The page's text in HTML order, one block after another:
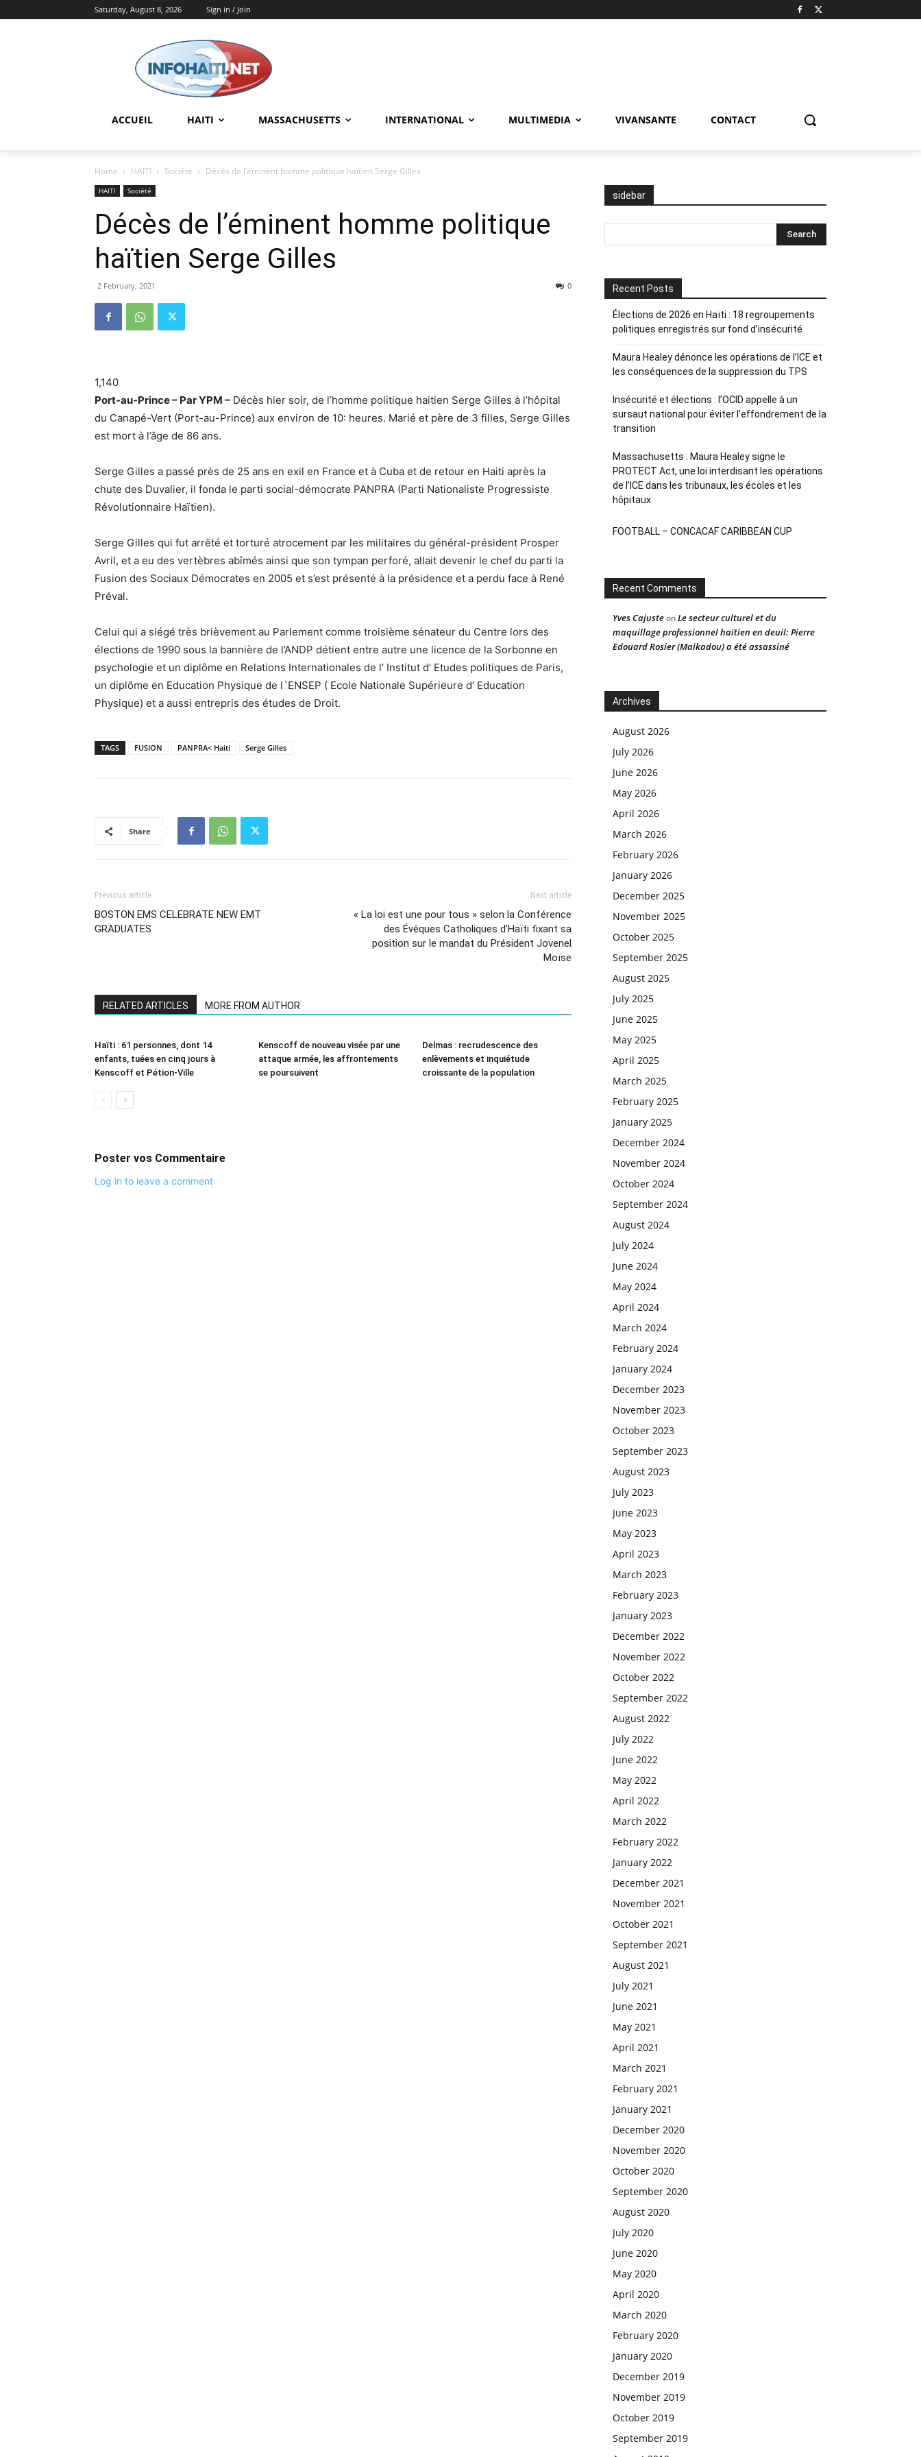
Saturday, August 8, 2026 Sign in / Join
ACCUEIL HAITI MASSACHUSETTS INTERNATIONAL MULTIMEDIA VIVANSANTE CONTACT
Home HAITI Société Décès de l’éminent homme politique haïtien Serge Gilles
HAITI Société
Décès de l’éminent homme politique
haïtien Serge Gilles
2 February, 2021 0
1,140
Port-au-Prince – Par YPM – Décès hier soir, de l’homme politique haitien Serge Gilles à l’hôpital
du Canapé-Vert (Port-au-Prince) aux environ de 10: heures. Marié et père de 3 filles, Serge Gilles
est mort à l’âge de 86 ans.
Serge Gilles a passé près de 25 ans en exil en France et à Cuba et de retour en Haiti après la
chute des Duvalier, il fonda le parti social-démocrate PANPRA (Parti Nationaliste Progressiste
Révolutionnaire Haïtien).
Serge Gilles qui fut arrêté et torturé atrocement par les militaires du général-président Prosper
Avril, et a eu des vertèbres abîmés ainsi que son tympan perforé, allait devenir le chef du parti la
Fusion des Sociaux Démocrates en 2005 et s’est présenté à la présidence et a perdu face à René
Préval.
Celui qui a siégé très brièvement au Parlement comme troisième sénateur du Centre lors des
élections de 1990 sous la bannière de l’ANDP détient entre autre une licence de la Sorbonne en
psychologie et un diplôme en Relations Internationales de l’ Institut d’ Etudes politiques de Paris,
un diplôme en Education Physique de l`ENSEP ( Ecole Nationale Supérieure d’ Education
Physique) et a aussi entrepris des études de Droit.
TAGS FUSION PANPRA< Haiti Serge Gilles
Share
Previous article
BOSTON EMS CELEBRATE NEW EMT
GRADUATES
Next article
« La loi est une pour tous » selon la Conférence
des Évêques Catholiques d’Haïti fixant sa
position sur le mandat du Président Jovenel
Moïse
RELATED ARTICLES MORE FROM AUTHOR
Haïti : 61 personnes, dont 14
enfants, tuées en cinq jours à
Kenscoff et Pétion-Ville
Kenscoff de nouveau visée par une
attaque armée, les affrontements
se poursuivent
Delmas : recrudescence des
enlèvements et inquiétude
croissante de la population
Poster vos Commentaire
Log in to leave a comment
sidebar
Recent Posts
Élections de 2026 en Haïti : 18 regroupements
politiques enregistrés sur fond d’insécurité
Maura Healey dénonce les opérations de l’ICE et
les conséquences de la suppression du TPS
Insécurité et élections : l’OCID appelle à un
sursaut national pour éviter l’effondrement de la
transition
Massachusetts : Maura Healey signe le
PROTECT Act, une loi interdisant les opérations
de l’ICE dans les tribunaux, les écoles et les
hôpitaux
FOOTBALL – CONCACAF CARIBBEAN CUP
Recent Comments
Yves CajusteonLe secteur culturel et du
maquillage professionnel haïtien en deuil: Pierre
Edouard Rosier (Maikadou) a été assassiné
Archives
August 2026
July 2026
June 2026
May 2026
April 2026
March 2026
February 2026
January 2026
December 2025
November 2025
October 2025
September 2025
August 2025
July 2025
June 2025
May 2025
April 2025
March 2025
February 2025
January 2025
December 2024
November 2024
October 2024
September 2024
August 2024
July 2024
June 2024
May 2024
April 2024
March 2024
February 2024
January 2024
December 2023
November 2023
October 2023
September 2023
August 2023
July 2023
June 2023
May 2023
April 2023
March 2023
February 2023
January 2023
December 2022
November 2022
October 2022
September 2022
August 2022
July 2022
June 2022
May 2022
April 2022
March 2022
February 2022
January 2022
December 2021
November 2021
October 2021
September 2021
August 2021
July 2021
June 2021
May 2021
April 2021
March 2021
February 2021
January 2021
December 2020
November 2020
October 2020
September 2020
August 2020
July 2020
June 2020
May 2020
April 2020
March 2020
February 2020
January 2020
December 2019
November 2019
October 2019
September 2019